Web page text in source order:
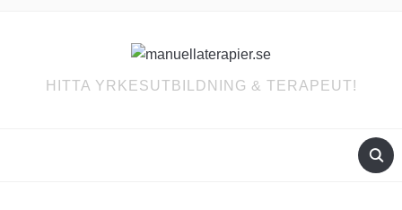
HITTA YRKESUTBILDNING & TERAPEUT!